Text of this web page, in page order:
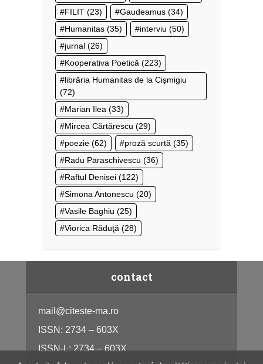
FILIT (23) Gaudeamus (34)
Humanitas (35) interviu (50)
jurnal (26)
Kooperativa Poetică (223)
librăria Humanitas de la Cișmigiu
(72)
Marian Ilea (33)
Mircea Cărtărescu (29)
poezie (62) proză scurtă (35)
Radu Paraschivescu (36)
Raftul Denisei (122)
Simona Antonescu (20)
Vasile Baghiu (25)
Viorica Răduţă (28)
contact
mail@citeste-ma.ro
ISSN: 2734 – 603X
ISSN-L: 2734 – 603X